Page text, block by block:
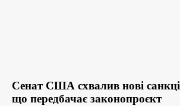
Сенат США схвалив нові
що передбачає законопроєкт